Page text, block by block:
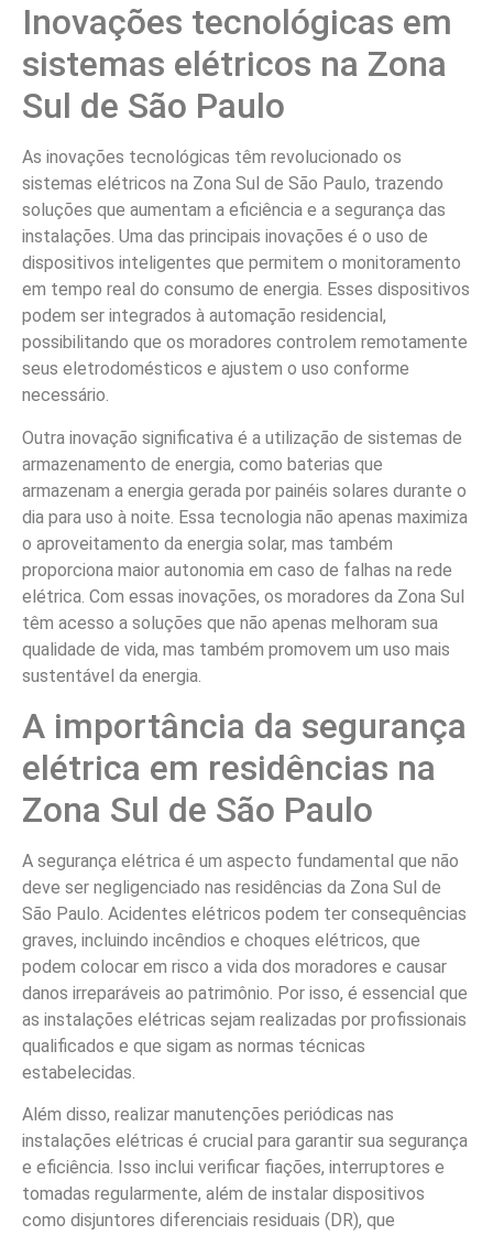
Inovações tecnológicas em
sistemas elétricos na Zona
Sul de São Paulo
As inovações tecnológicas têm revolucionado os
sistemas elétricos na Zona Sul de São Paulo, trazendo
soluções que aumentam a eficiência e a segurança das
instalações. Uma das principais inovações é o uso de
dispositivos inteligentes que permitem o monitoramento
em tempo real do consumo de energia. Esses dispositivos
podem ser integrados à automação residencial,
possibilitando que os moradores controlem remotamente
seus eletrodomésticos e ajustem o uso conforme
necessário.
Outra inovação significativa é a utilização de sistemas de
armazenamento de energia, como baterias que
armazenam a energia gerada por painéis solares durante o
dia para uso à noite. Essa tecnologia não apenas maximiza
o aproveitamento da energia solar, mas também
proporciona maior autonomia em caso de falhas na rede
elétrica. Com essas inovações, os moradores da Zona Sul
têm acesso a soluções que não apenas melhoram sua
qualidade de vida, mas também promovem um uso mais
sustentável da energia.
A importância da segurança
elétrica em residências na
Zona Sul de São Paulo
A segurança elétrica é um aspecto fundamental que não
deve ser negligenciado nas residências da Zona Sul de
São Paulo. Acidentes elétricos podem ter consequências
graves, incluindo incêndios e choques elétricos, que
podem colocar em risco a vida dos moradores e causar
danos irreparáveis ao patrimônio. Por isso, é essencial que
as instalações elétricas sejam realizadas por profissionais
qualificados e que sigam as normas técnicas
estabelecidas.
Além disso, realizar manutenções periódicas nas
instalações elétricas é crucial para garantir sua segurança
e eficiência. Isso inclui verificar fiações, interruptores e
tomadas regularmente, além de instalar dispositivos
como disjuntores diferenciais residuais (DR), que